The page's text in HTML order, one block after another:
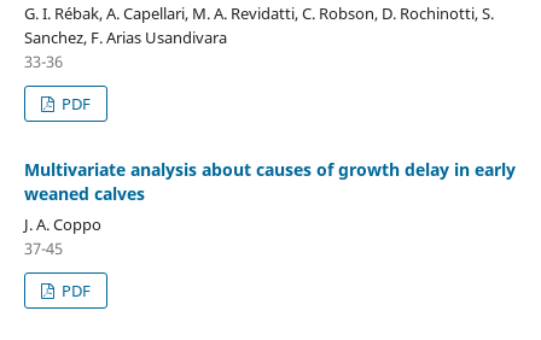
G. I. Rébak, A. Capellari, M. A. Revidatti, C. Robson, D. Rochinotti, S.
Sanchez, F. Arias Usandivara
33-36
PDF
Multivariate analysis about causes of growth delay in early
weaned calves
J. A. Coppo
37-45
PDF